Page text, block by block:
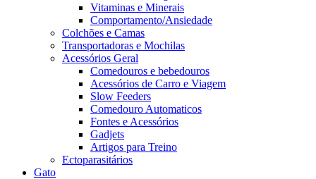
Vitaminas e Minerais
Comportamento/Ansiedade
Colchões e Camas
Transportadoras e Mochilas
Acessórios Geral
Comedouros e bebedouros
Acessórios de Carro e Viagem
Slow Feeders
Comedouro Automaticos
Fontes e Acessórios
Gadjets
Artigos para Treino
Ectoparasitários
Gato